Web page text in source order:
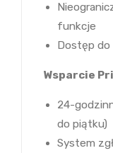
funkcje
Dostęp do
Wsparcie
24-
do piątku)
System